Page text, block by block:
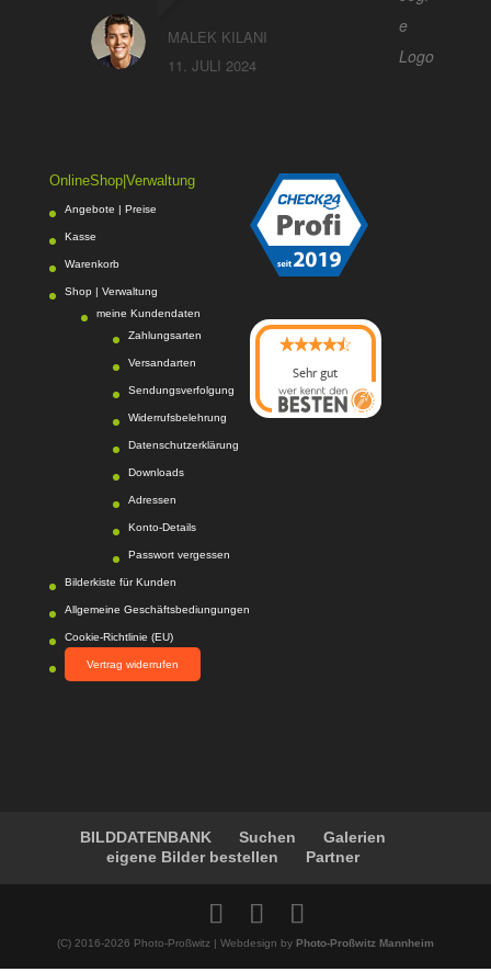
MALEK KILANI
11. JULI 2024
OnlineShop|Verwaltung
Angebote | Preise
Kasse
Warenkorb
Shop | Verwaltung
meine Kundendaten
Zahlungsarten
Versandarten
Sendungsverfolgung
Widerrufsbelehrung
Datenschutzerklärung
Downloads
Adressen
Konto-Details
Passwort vergessen
Bilderkiste für Kunden
Allgemeine Geschäftsbediungungen
Cookie-Richtlinie (EU)
Vertrag widerrufen
Sehr gut
08/2026
Photo-Proßwitzhat
BILDDATENBANK Suchen
Galerien
eigene Bilder bestellen
Partner
(C) 2016-2026 Photo-Proßwitz | Webdesign by Photo-Proßwitz Mannheim